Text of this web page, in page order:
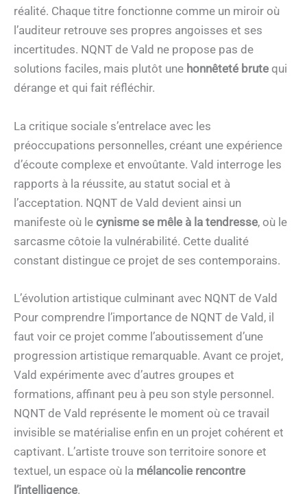
réalité. Chaque titre fonctionne comme un miroir où
l’auditeur retrouve ses propres angoisses et ses
incertitudes. NQNT de Vald ne propose pas de
solutions faciles, mais plutôt une honnêteté brute qui
dérange et qui fait réfléchir.
La critique sociale s’entrelace avec les
préoccupations personnelles, créant une expérience
d’écoute complexe et envoûtante. Vald interroge les
rapports à la réussite, au statut social et à
l’acceptation. NQNT de Vald devient ainsi un
manifeste où le cynisme se mêle à la tendresse, où le
sarcasme côtoie la vulnérabilité. Cette dualité
constant distingue ce projet de ses contemporains.
L’évolution artistique culminant avec NQNT de Vald
Pour comprendre l’importance de NQNT de Vald, il
faut voir ce projet comme l’aboutissement d’une
progression artistique remarquable. Avant ce projet,
Vald expérimente avec d’autres groupes et
formations, affinant peu à peu son style personnel.
NQNT de Vald représente le moment où ce travail
invisible se matérialise enfin en un projet cohérent et
captivant. L’artiste trouve son territoire sonore et
textuel, un espace où la mélancolie rencontre
l’intelligence.